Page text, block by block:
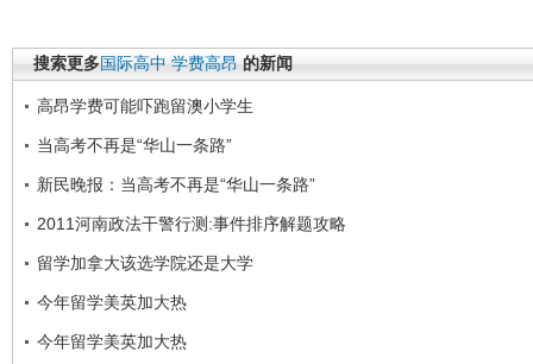
搜索更多国际高中 学费高昂 的新闻
高昂学费可能吓跑留澳小学生
当高考不再是“华山一条路”
新民晚报：当高考不再是“华山一条路”
2011河南政法干警行测:事件排序解题攻略
留学加拿大该选学院还是大学
今年留学美英加大热
今年留学美英加大热